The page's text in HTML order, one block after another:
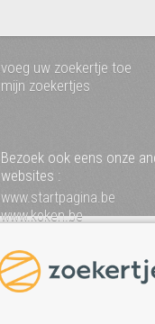
voeg uw zoekertje toe
mijn zoekertjes
Bezoek ook eens onze
websites :
www.startpagina.be
www.koken.be